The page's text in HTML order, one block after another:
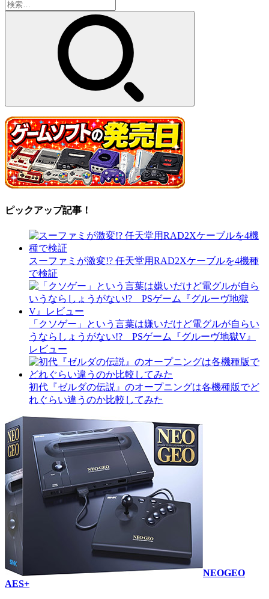
検
索:
ピックアップ記事！
スーファミが激変!? 任天堂用RAD2Xケーブルを4機種
で検証
「クソゲー」という言葉は嫌いだけど電グルが自らい
うならしょうがない!? PSゲーム『グルーヴ地獄V』
レビュー
初代『ゼルダの伝説』のオープニングは各機種版でど
れぐらい違うのか比較してみた
NEOGEO
AES+